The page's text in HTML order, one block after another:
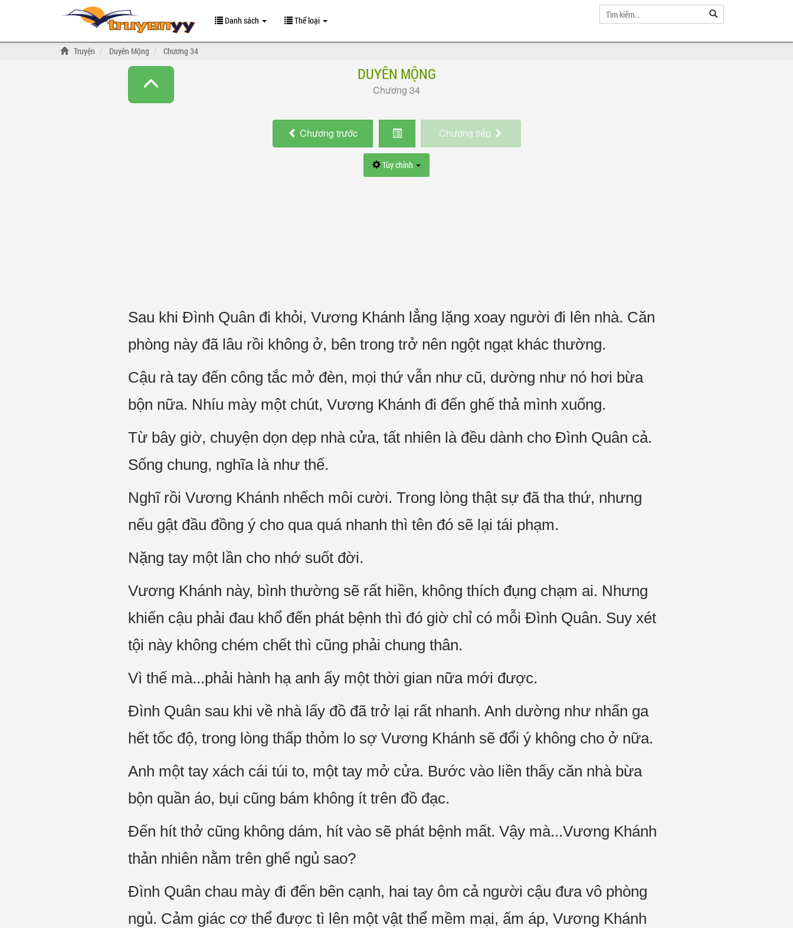
Danh sách Thể loại
Truyện Duyên Mộng Chương 34
DUYÊN MỘNG
Chương 34
Chương trước Chương tiếp
Tùy chỉnh
Sau khi Đình Quân đi khỏi, Vương Khánh lẳng lặng xoay người đi lên nhà. Căn
phòng này đã lâu rồi không ở, bên trong trở nên ngột ngạt khác thường.
Cậu rà tay đến công tắc mở đèn, mọi thứ vẫn như cũ, dường như nó hơi bừa
bộn nữa. Nhíu mày một chút, Vương Khánh đi đến ghế thả mình xuống.
Từ bây giờ, chuyện dọn dẹp nhà cửa, tất nhiên là đều dành cho Đình Quân cả.
Sống chung, nghĩa là như thế.
Nghĩ rồi Vương Khánh nhếch môi cười. Trong lòng thật sự đã tha thứ, nhưng
nếu gật đầu đồng ý cho qua quá nhanh thì tên đó sẽ lại tái phạm.
Nặng tay một lần cho nhớ suốt đời.
Vương Khánh này, bình thường sẽ rất hiền, không thích đụng chạm ai. Nhưng
khiến cậu phải đau khổ đến phát bệnh thì đó giờ chỉ có mỗi Đình Quân. Suy xét
tội này không chém chết thì cũng phải chung thân.
Vì thế mà...phải hành hạ anh ấy một thời gian nữa mới được.
Đình Quân sau khi về nhà lấy đồ đã trở lại rất nhanh. Anh dường như nhấn ga
hết tốc độ, trong lòng thấp thỏm lo sợ Vương Khánh sẽ đổi ý không cho ở nữa.
Anh một tay xách cái túi to, một tay mở cửa. Bước vào liền thấy căn nhà bừa
bộn quần áo, bụi cũng bám không ít trên đồ đạc.
Đến hít thở cũng không dám, hít vào sẽ phát bệnh mất. Vậy mà...Vương Khánh
thản nhiên nằm trên ghế ngủ sao?
Đình Quân chau mày đi đến bên cạnh, hai tay ôm cả người cậu đưa vô phòng
ngủ. Cảm giác cơ thể được tì lên một vật thể mềm mại, ấm áp, Vương Khánh